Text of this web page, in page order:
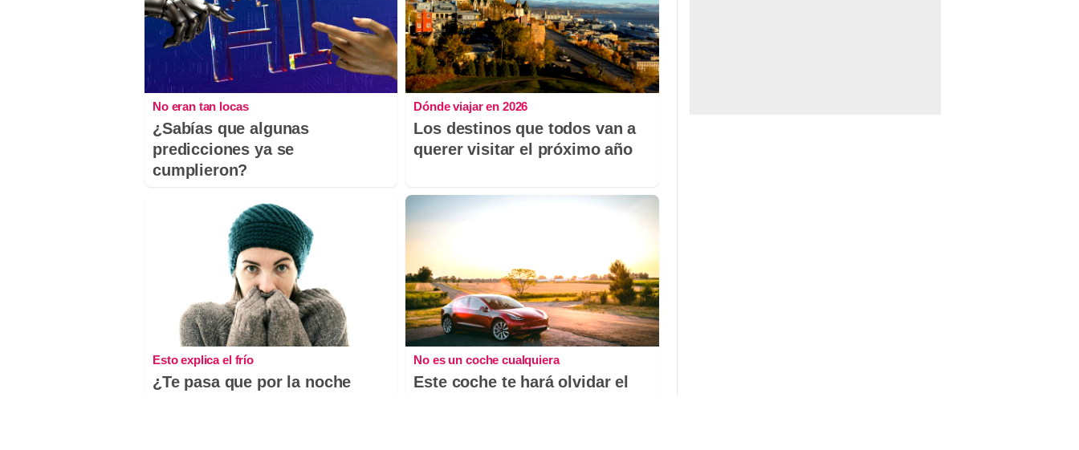
No eran tan locas
¿Sabías que algunas
predicciones ya se
cumplieron?
Dónde viajar en 2026
Los destinos que todos van a
querer visitar el próximo año
Esto explica el frío
¿Te pasa que por la noche
No es un coche cualquiera
Este coche te hará olvidar el